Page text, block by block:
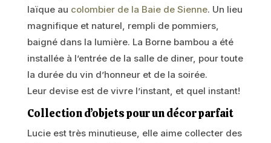
laïque au colombier de la Baie de Sienne. Un lieu
magnifique et naturel, rempli de pommiers,
baigné dans la lumière. La Borne bambou a été
installée à l’entrée de la salle de diner, pour toute
la durée du vin d’honneur et de la soirée.
Leur devise est de vivre l’instant, et quel instant!
Collection d’objets pour un décor parfait
Lucie est très minutieuse, elle aime collecter des